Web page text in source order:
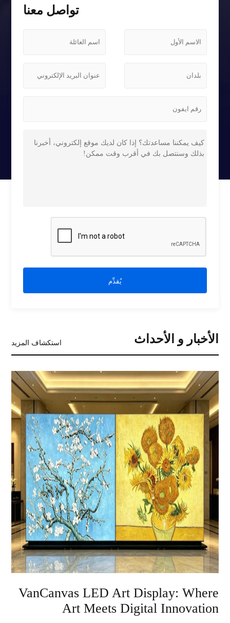
تواصل معنا
يُقدِّم
الأخبار و الأحداث استكشاف المزيد
VanCanvas LED Art Display: Where
Art Meets Digital Innovation